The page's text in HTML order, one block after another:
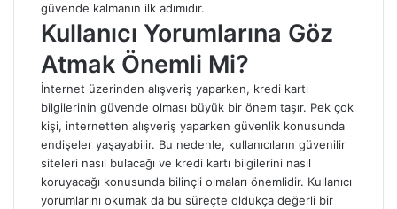
güvende kalmanın ilk adımıdır.
Kullanıcı Yorumlarına Göz
Atmak Önemli Mi?
İnternet üzerinden alışveriş yaparken, kredi kartı
bilgilerinin güvende olması büyük bir önem taşır. Pek çok
kişi, internetten alışveriş yaparken güvenlik konusunda
endişeler yaşayabilir. Bu nedenle, kullanıcıların güvenilir
siteleri nasıl bulacağı ve kredi kartı bilgilerini nasıl
koruyacağı konusunda bilinçli olmaları önemlidir. Kullanıcı
yorumlarını okumak da bu süreçte oldukça değerli bir